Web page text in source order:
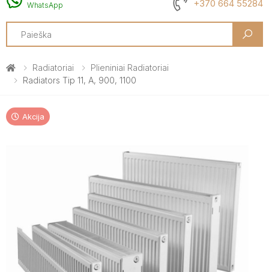
WhatsApp +370 664 55284
Search
Radiatoriai
Plieniniai Radiatoriai
Radiators Tip 11, A, 900, 1100
Akcija